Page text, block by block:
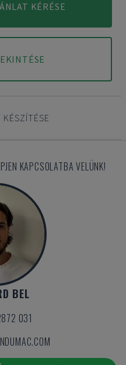
KÉRÉSE
KÉSZÍTÉSE
KAPCSOLATBA VELÜNK!
BEL
031